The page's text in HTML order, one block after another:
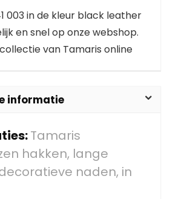
003 in de kleur black leather
en snel op onze webshop.
van Tamaris online
informatie
Tamaris
hakken, lange
naden, in